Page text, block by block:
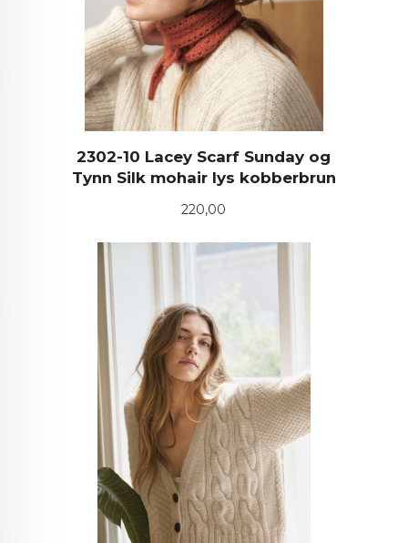
2302-10 Lacey Scarf Sunday og
Tynn Silk mohair lys kobberbrun
Pris
220,00